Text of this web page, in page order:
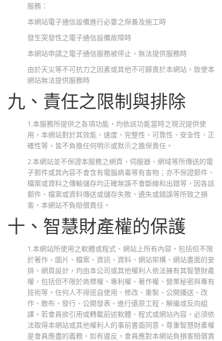
服務：
本網站電子通信設備進行必要之保養及施工時
發生突發性之電子通信設備故障時
本網站申請之電子通信服務被停止，無法提供服務時
由於天災等不可抗力之因素或其他不可歸責於本網站，致使本
網站無法提供服務時
九、責任之限制與排除
1.本服務所提供之各項功能，均依該功能當時之現況提供使
用，本網站對於其效能、速度、完整性、可靠性、安全性、正
確性等，皆不負擔任何明示或默示之擔保責任。
2.本網站並不保證本服務之網頁、伺服器、網域等所傳送的電
子郵件或其內容不會含有電腦病毒等有害物；亦不保證郵件、
檔案或資料之傳輸儲存均正確無誤不會斷線和出錯等，因各該
郵件、檔案或資料傳送或儲存失敗、遺失或錯誤等所致之損
害，本網站不負賠償責任。
十、智慧財產權的保護
1.本網站所使用之軟體或程式、網站上所有內容，包括但不限
於著作、圖片、檔案、資訊、資料、網站架構、網站畫面的安
排、網頁設計，均由本公司或其他權利人依法擁有其智慧財產
權，包括但不限於商標權、專利權、著作權、營業秘密與專有
技術等。任何人不得逕自使用、修改、重製、公開播送、改
作、散布、發行、公開發表、進行還原工程、解編或反向組
譯。若會員欲引用或轉載前述軟體、程式或網站內容，必須依
法取得本網站或其他權利人的事前書面同意。尊重智慧財產權
是會員應盡的義務，如有違反，會員應對本網站負損害賠償責